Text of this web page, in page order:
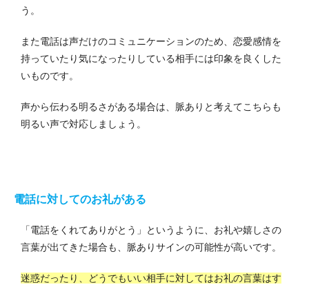
う。
また電話は声だけのコミュニケーションのため、恋愛感情を
持っていたり気になったりしている相手には印象を良くした
いものです。
声から伝わる明るさがある場合は、脈ありと考えてこちらも
明るい声で対応しましょう。
電話に対してのお礼がある
「電話をくれてありがとう」というように、お礼や嬉しさの
言葉が出てきた場合も、脈ありサインの可能性が高いです。
迷惑だったり、どうでもいい相手に対してはお礼の言葉はす